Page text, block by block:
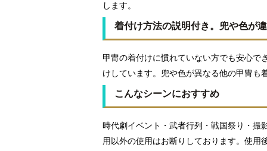
します。
着付け方法の説明付き。兜や色が
甲冑の着付けに慣れていない方でも安心で
けしています。兜や色が異なる他の甲冑も
こんなシーンにおすすめ
時代劇イベント・武者行列・戦国祭り・
用以外の使用はお断りしております。使用